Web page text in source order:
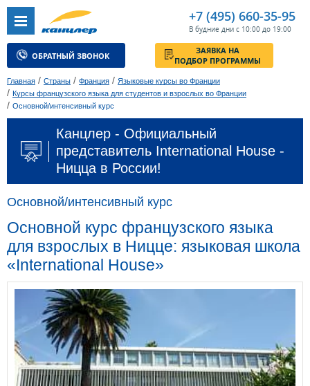
+7 (495) 660-35-95
В будние дни с 10:00 до 19:00
ОБРАТНЫЙ ЗВОНОК
ЗАЯВКА НА
ПОДБОР ПРОГРАММЫ
Главная / Страны / Франция / Языковые курсы во Франции
/ Курсы французского языка для студентов и взрослых во Франции
/ Основной/интенсивный курс
Канцлер - Официальный
представитель International House -
Ницца в России!
Основной/интенсивный курс
Основной курс французского языка
для взрослых в Ницце: языковая школа
«International House»